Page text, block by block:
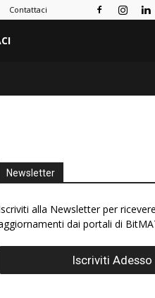
Contattaci
Newsletter
alla Newsletter per
dai portali di